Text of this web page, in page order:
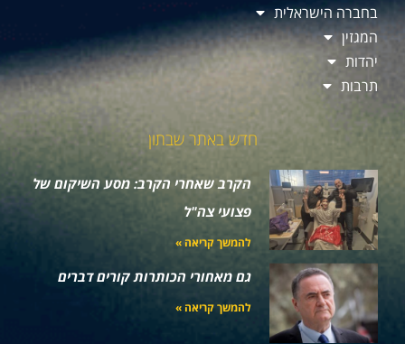
בחברה הישראלית
המגזין
יהדות
תרבות
חדש באתר שבתון
הקרב שאחרי הקרב: מסע השיקום של
פצועי צה"ל
להמשך קריאה »
גם מאחורי הכותרות קורים דברים
להמשך קריאה »